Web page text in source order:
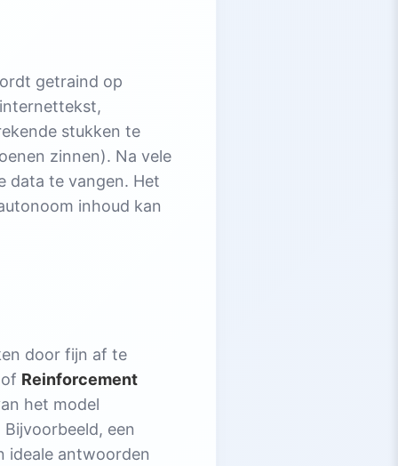
getraind op
stukken te
zinnen). Na vele
data te vangen. Het
inhoud kan
door fijn af te
Reinforcement
het model
een
ideale antwoorden